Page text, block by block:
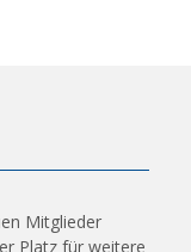
Mitglieder
Platz für weitere